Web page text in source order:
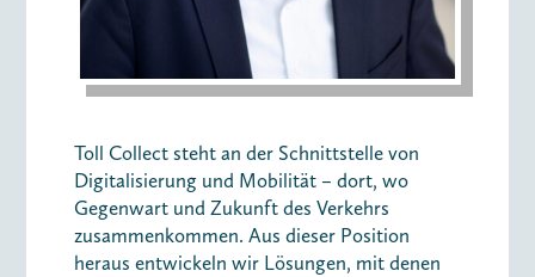
Toll Collect steht an der Schnittstelle von
Digitalisierung und Mobilität – dort, wo
Gegenwart und Zukunft des Verkehrs
zusammenkommen. Aus dieser Position
heraus entwickeln wir Lösungen, mit denen